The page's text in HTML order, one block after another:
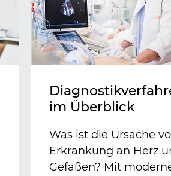
im Überblick
Was ist die Ursache
Erkrankung an Herz
Gefäßen? Mit